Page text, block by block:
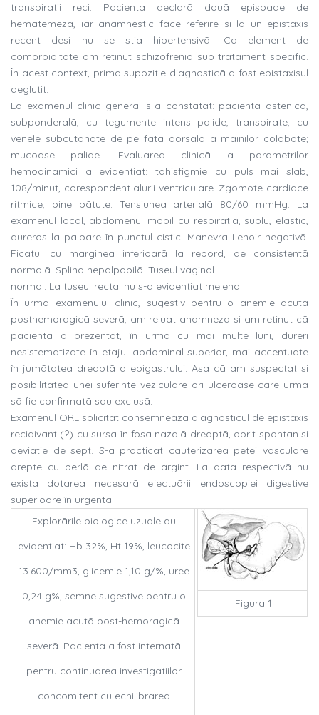
transpiratii reci. Pacienta declarã douã episoade de
hematemezã, iar anamnestic face referire si la un epistaxis
recent desi nu se stia hipertensivã. Ca element de
comorbiditate am retinut schizofrenia sub tratament specific.
În acest context, prima supozitie diagnosticã a fost epistaxisul
deglutit.
La examenul clinic general s-a constatat: pacientã astenicã,
subponderalã, cu tegumente intens palide, transpirate, cu
venele subcutanate de pe fata dorsalã a mainilor colabate;
mucoase palide. Evaluarea clinicã a parametrilor
hemodinamici a evidentiat: tahisfigmie cu puls mai slab,
108/minut, corespondent alurii ventriculare. Zgomote cardiace
ritmice, bine bãtute. Tensiunea arterialã 80/60 mmHg. La
examenul local, abdomenul mobil cu respiratia, suplu, elastic,
dureros la palpare în punctul cistic. Manevra Lenoir negativã.
Ficatul cu marginea inferioarã la rebord, de consistentã
normalã. Splina nepalpabilã. Tuseul vaginal
normal. La tuseul rectal nu s-a evidentiat melena.
În urma examenului clinic, sugestiv pentru o anemie acutã
posthemoragicã severã, am reluat anamneza si am retinut cã
pacienta a prezentat, în urmã cu mai multe luni, dureri
nesistematizate în etajul abdominal superior, mai accentuate
în jumãtatea dreaptã a epigastrului. Asa cã am suspectat si
posibilitatea unei suferinte veziculare ori ulceroase care urma
sã fie confirmatã sau exclusã.
Examenul ORL solicitat consemneazã diagnosticul de epistaxis
recidivant (?) cu sursa în fosa nazalã dreaptã, oprit spontan si
deviatie de sept. S-a practicat cauterizarea petei vasculare
drepte cu perlã de nitrat de argint. La data respectivã nu
exista dotarea necesarã efectuãrii endoscopiei digestive
superioare în urgentã.
Explorãrile biologice uzuale au
evidentiat: Hb 32%, Ht 19%, leucocite
13.600/mm3, glicemie 1,10 g/%, uree
0,24 g%, semne sugestive pentru o
anemie acutã post-hemoragicã
severã. Pacienta a fost internatã
pentru continuarea investigatiilor
concomitent cu echilibrarea
Figura 1